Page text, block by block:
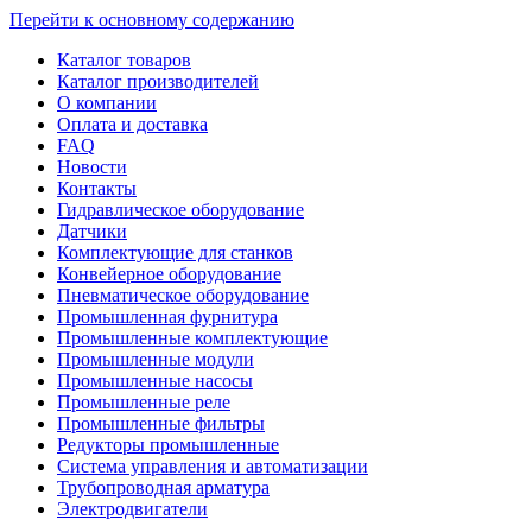
Перейти к основному содержанию
Каталог товаров
Каталог производителей
О компании
Оплата и доставка
FAQ
Новости
Контакты
Гидравлическое оборудование
Датчики
Комплектующие для станков
Конвейерное оборудование
Пневматическое оборудование
Промышленная фурнитура
Промышленные комплектующие
Промышленные модули
Промышленные насосы
Промышленные реле
Промышленные фильтры
Редукторы промышленные
Система управления и автоматизации
Трубопроводная арматура
Электродвигатели